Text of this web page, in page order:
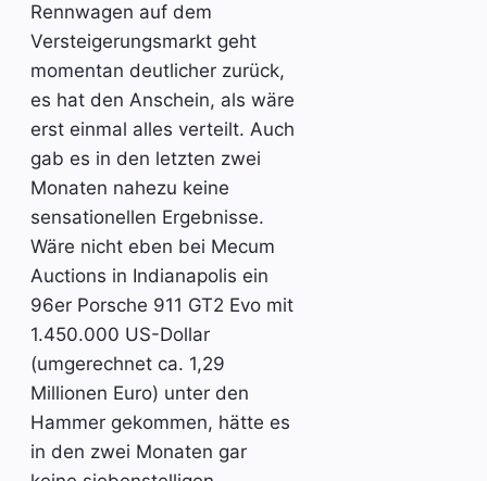
Rennwagen auf dem
Versteigerungsmarkt geht
momentan deutlicher zurück,
es hat den Anschein, als wäre
erst einmal alles verteilt. Auch
gab es in den letzten zwei
Monaten nahezu keine
sensationellen Ergebnisse.
Wäre nicht eben bei Mecum
Auctions in Indianapolis ein
96er Porsche 911 GT2 Evo mit
1.450.000 US-Dollar
(umgerechnet ca. 1,29
Millionen Euro) unter den
Hammer gekommen, hätte es
in den zwei Monaten gar